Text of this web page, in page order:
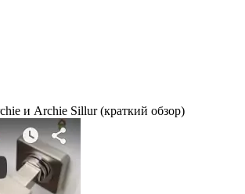
и Archie Sillur (краткий обзор)